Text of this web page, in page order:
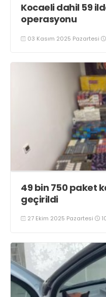
Kocaeli dahil 59
operasyonu
03 Kasım 2025 Pazartesi
49 bin 750 paket
geçirildi
27 Ekim 2025 Pazartesi